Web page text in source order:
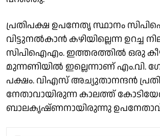
പ്രതിപക്ഷ ഉപനേതൃ സ്ഥാനം
വിട്ടുനല്‍കാന്‍ കഴിയില്ലെന്ന ഉറച്ച
സിപിഐഎം. ഇത്തരത്തില്‍ ഒരു
മുന്നണിയില്‍ ഇല്ലെന്നാണ് എം.വി.
പക്ഷം. വിഎസ് അച്യുതാനന്ദന്‍
നേതാവായിരുന്ന കാലത്ത്
ബാലകൃഷ്ണനായിരുന്നു